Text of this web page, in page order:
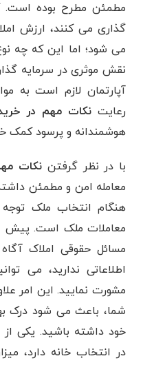
مطمئن مطرح بوده است.
گذاری می کنند، ارزش
می شود؛ اما این که چه
نقش موثری در سرمایه
آپارتمان لازم است به
رعایتنکات مهم در
هوشمندانه و پرسود کمک
با در نظر گرفتن نکات
معامله امن و مطمئن
هنگام انتخاب ملک
معاملات ملک است. پیش
مسائل حقوقی املاک
اطلاعاتی ندارید، می
مشورت نمایید. این امر
شما، باعث می شود درک
خود داشته باشید. یکی
در انتخاب خانه دارد،